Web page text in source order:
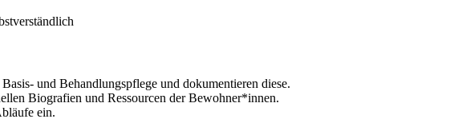
und Behandlungspflege und dokumentieren diese.
Biografien und Ressourcen der Bewohner*innen.
ein.